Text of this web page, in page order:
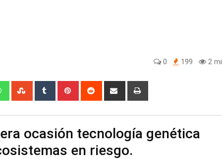
0 199 2
WhatsappStumbleUpon
Tumblr Pinterest Reddit
Share
ocasión tecnología genética
en riesgo.